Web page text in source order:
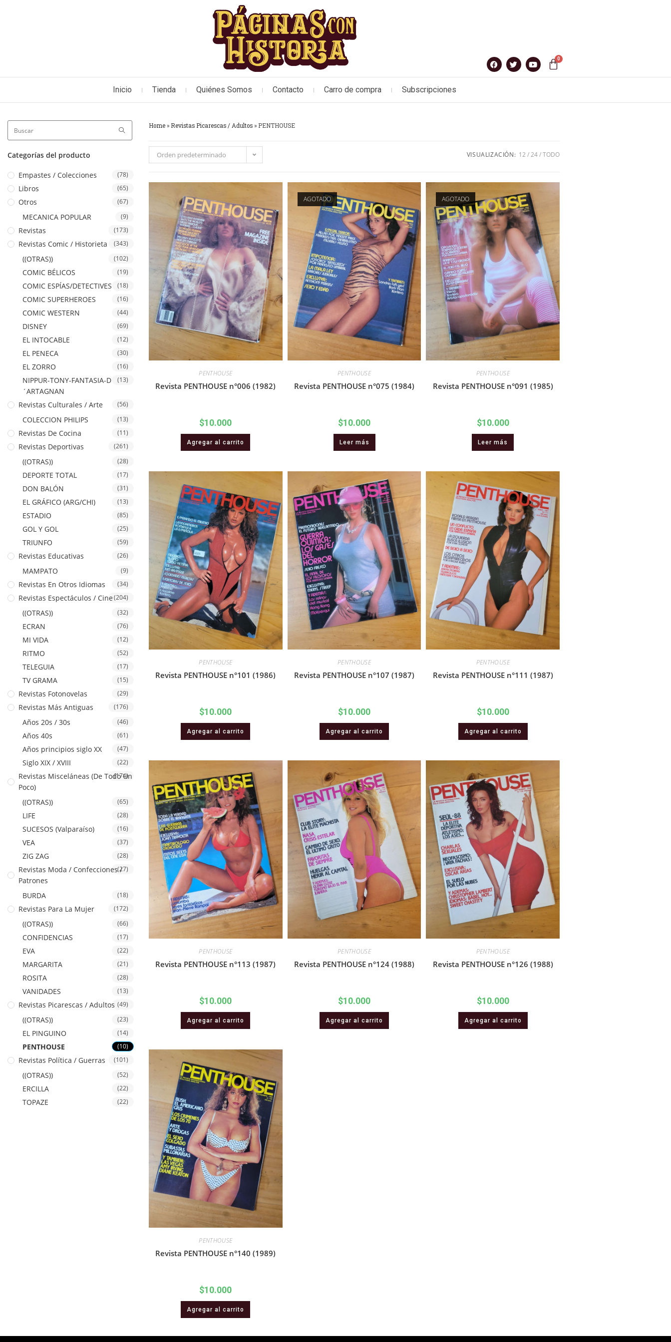
Inicio Tienda Quiénes Somos Contacto Carro de compra Subscripciones
Categorías del producto
Empastes / Colecciones (78)
Libros (65)
Otros (67)
MECANICA POPULAR (9)
Revistas (173)
Revistas Comic / Historieta (343)
((OTRAS)) (102)
COMIC BÉLICOS (19)
COMIC ESPÍAS/DETECTIVES (18)
COMIC SUPERHEROES (16)
COMIC WESTERN (44)
DISNEY (69)
EL INTOCABLE (12)
EL PENECA (30)
EL ZORRO (16)
NIPPUR-TONY-FANTASIA-D
´ARTAGNAN
(13)
Revistas Culturales / Arte (56)
COLECCION PHILIPS (13)
Revistas De Cocina (11)
Revistas Deportivas (261)
((OTRAS)) (28)
DEPORTE TOTAL (17)
DON BALÓN (31)
EL GRÁFICO (ARG/CHI) (13)
ESTADIO (85)
GOL Y GOL (25)
TRIUNFO (59)
Revistas Educativas (26)
MAMPATO (9)
Revistas En Otros Idiomas (34)
Revistas Espectáculos / Cine(204)
((OTRAS)) (32)
ECRAN (76)
MI VIDA (12)
RITMO (52)
TELEGUIA (17)
TV GRAMA (15)
Revistas Fotonovelas (29)
Revistas Más Antiguas (176)
Años 20s / 30s (46)
Años 40s (61)
Años principios siglo XX (47)
Siglo XIX / XVIII (22)
Revistas Misceláneas (De Todo Un
Poco)
(174)
((OTRAS)) (65)
LIFE (28)
SUCESOS (Valparaíso) (16)
VEA (37)
ZIG ZAG (28)
Revistas Moda / Confecciones /
Patrones
(27)
BURDA (18)
Revistas Para La Mujer (172)
((OTRAS)) (66)
CONFIDENCIAS (17)
EVA (22)
MARGARITA (21)
ROSITA (28)
VANIDADES (13)
Revistas Picarescas / Adultos (49)
((OTRAS)) (23)
EL PINGUINO (14)
PENTHOUSE (10)
Revistas Política / Guerras (101)
((OTRAS)) (52)
ERCILLA (22)
TOPAZE (22)
Home» Revistas Picarescas / Adultos» PENTHOUSE
Orden predeterminado VISUALIZACIÓN: 12 24 TODO
PENTHOUSE
Revista PENTHOUSE n°006 (1982)
$10.000
Agregar al carrito
AGOTADO
PENTHOUSE
Revista PENTHOUSE n°075 (1984)
$10.000
Leer más
AGOTADO
PENTHOUSE
Revista PENTHOUSE n°091 (1985)
$10.000
Leer más
PENTHOUSE
Revista PENTHOUSE n°101 (1986)
$10.000
Agregar al carrito
PENTHOUSE
Revista PENTHOUSE n°107 (1987)
$10.000
Agregar al carrito
PENTHOUSE
Revista PENTHOUSE n°111 (1987)
$10.000
Agregar al carrito
PENTHOUSE
Revista PENTHOUSE n°113 (1987)
$10.000
Agregar al carrito
PENTHOUSE
Revista PENTHOUSE n°124 (1988)
$10.000
Agregar al carrito
PENTHOUSE
Revista PENTHOUSE n°126 (1988)
$10.000
Agregar al carrito
PENTHOUSE
Revista PENTHOUSE n°140 (1989)
$10.000
Agregar al carrito